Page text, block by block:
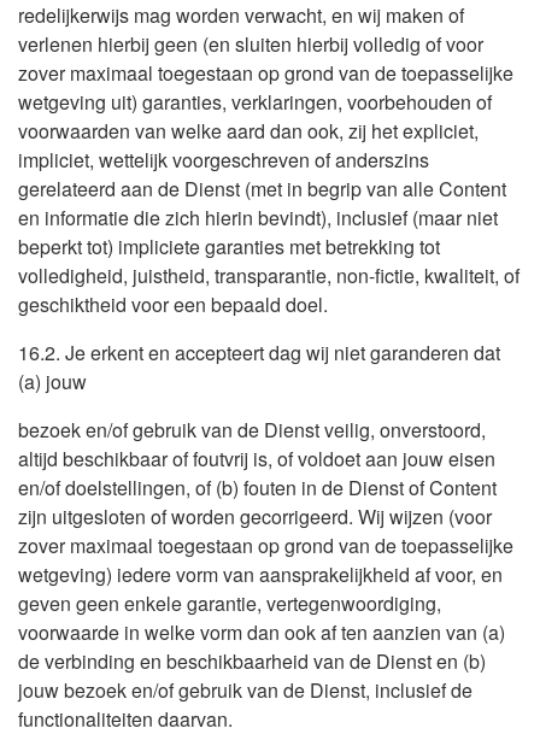
redelijkerwijs mag worden verwacht, en wij maken of
verlenen hierbij geen (en sluiten hierbij volledig of voor
zover maximaal toegestaan op grond van de toepasselijke
wetgeving uit) garanties, verklaringen, voorbehouden of
voorwaarden van welke aard dan ook, zij het expliciet,
impliciet, wettelijk voorgeschreven of anderszins
gerelateerd aan de Dienst (met in begrip van alle Content
en informatie die zich hierin bevindt), inclusief (maar niet
beperkt tot) impliciete garanties met betrekking tot
volledigheid, juistheid, transparantie, non-fictie, kwaliteit, of
geschiktheid voor een bepaald doel.
16.2. Je erkent en accepteert dag wij niet garanderen dat
(a) jouw
bezoek en/of gebruik van de Dienst veilig, onverstoord,
altijd beschikbaar of foutvrij is, of voldoet aan jouw eisen
en/of doelstellingen, of (b) fouten in de Dienst of Content
zijn uitgesloten of worden gecorrigeerd. Wij wijzen (voor
zover maximaal toegestaan op grond van de toepasselijke
wetgeving) iedere vorm van aansprakelijkheid af voor, en
geven geen enkele garantie, vertegenwoordiging,
voorwaarde in welke vorm dan ook af ten aanzien van (a)
de verbinding en beschikbaarheid van de Dienst en (b)
jouw bezoek en/of gebruik van de Dienst, inclusief de
functionaliteiten daarvan.